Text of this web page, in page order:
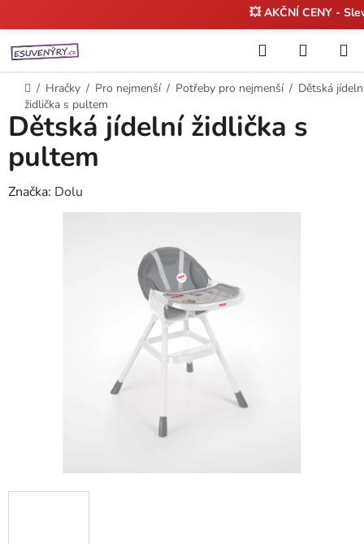
na
obsah
💥 AKČNÍ CENY -
Hledat
KOŠÍK
Domů
/ Hračky / Pro nejmenší / Potřeby pro nejmenší / Dětská
židlička s pultem
Dětská jídelní židlička s
pultem
Značka: Dolu